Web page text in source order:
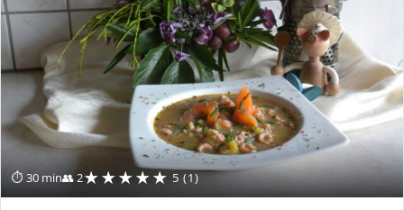
⏱ 30 min👥 2★★★★★ 5 (1)